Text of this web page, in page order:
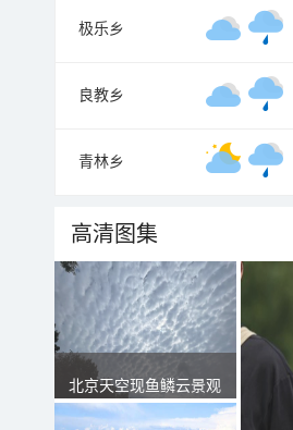
极乐乡
良教乡
青林乡
高清图集
北京天空现鱼鳞云景观